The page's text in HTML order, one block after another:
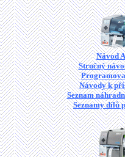
Návod
Stručný
Návody k
Seznam
Seznamy dílů